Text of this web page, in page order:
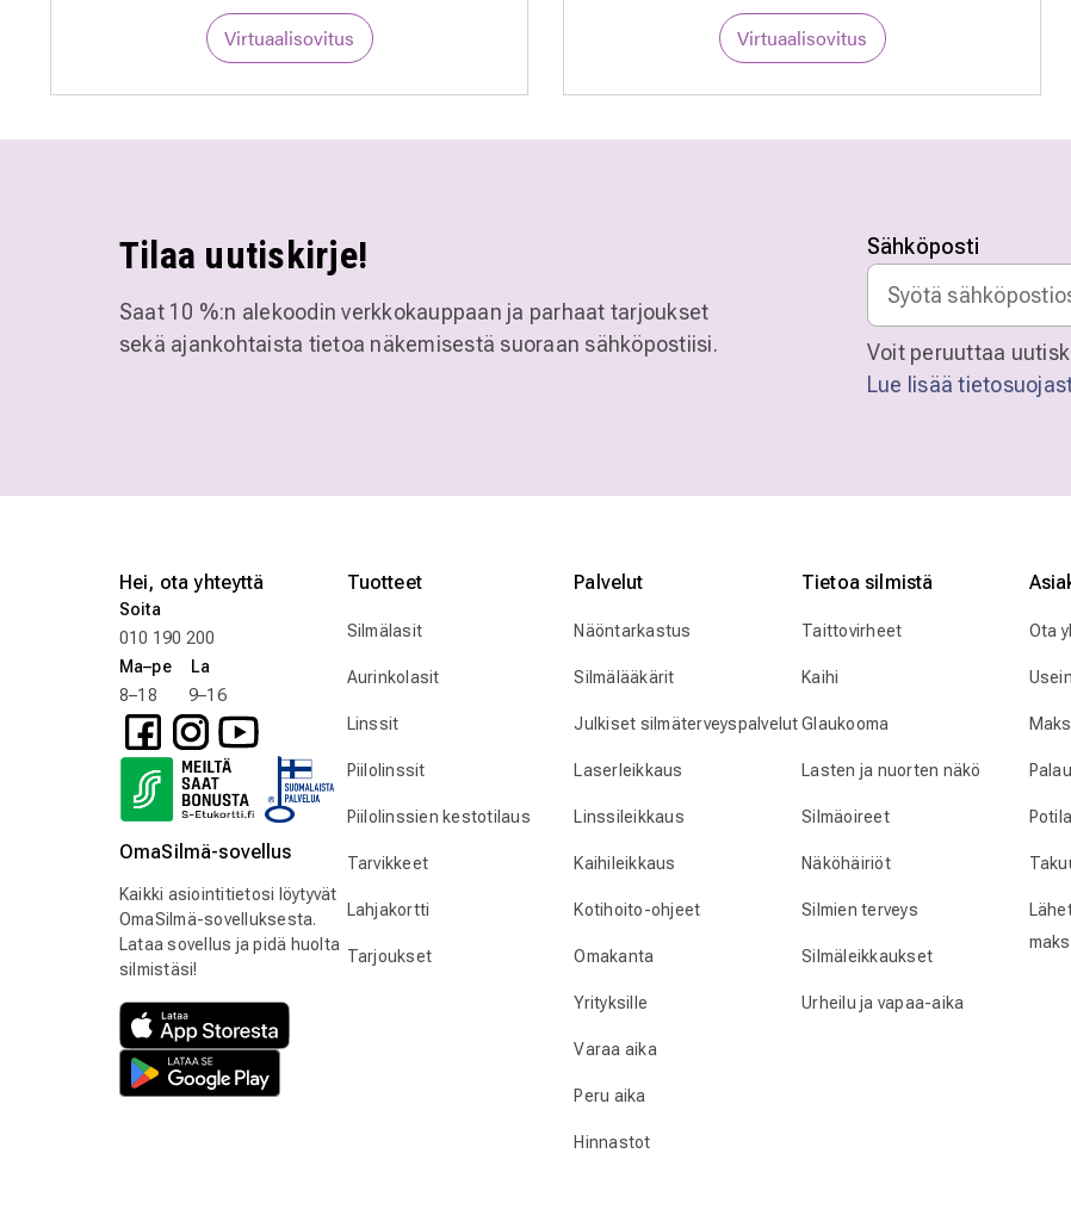
Virtuaalisovitus Virtuaalisovitus
Tilaa uutiskirje!
Saat 10 %:n alekoodin verkkokauppaan ja parhaat tarjoukset
sekä ajankohtaista tietoa näkemisestä suoraan sähköpostiisi.
Sähköposti
Voit peruuttaa
Lue lisää
Hei, ota yhteyttä
Soita
010 190 200
Ma–pe La
8–18 9–16
OmaSilmä-sovellus
Kaikki asiointitietosi löytyvät
OmaSilmä-sovelluksesta.
Lataa sovellus ja pidä huolta
silmistäsi!
Tuotteet
Silmälasit
Aurinkolasit
Linssit
Piilolinssit
Piilolinssien kestotilaus
Tarvikkeet
Lahjakortti
Tarjoukset
Palvelut
Näöntarkastus
Silmälääkärit
Julkiset silmäterveyspalvelut
Laserleikkaus
Linssileikkaus
Kaihileikkaus
Kotihoito-ohjeet
Omakanta
Yrityksille
Varaa aika
Peru aika
Hinnastot
Tietoa silmistä
Taittovirheet
Kaihi
Glaukooma
Lasten ja nuorten näkö
Silmäoireet
Näköhäiriöt
Silmien terveys
Silmäleikkaukset
Urheilu ja vapaa-aika
Ota